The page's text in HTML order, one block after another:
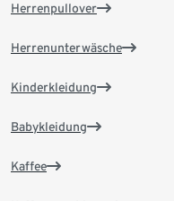
Herrenpullover
Herrenunterwäsche
Kinderkleidung
Babykleidung
Kaffee